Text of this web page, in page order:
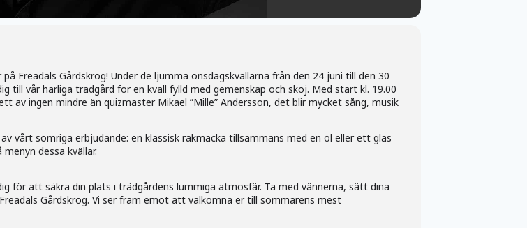
Freadals Gårdskrog! Under de ljumma onsdagskvällarna från den 24 juni till den 30
till vår härliga trädgård för en kväll fylld med gemenskap och skoj. Med start kl. 19.00
av ingen mindre än quizmaster Mikael ”Mille” Andersson, det blir mycket sång, musik
vårt somriga erbjudande: en klassisk räkmacka tillsammans med en öl eller ett glas
dessa kvällar.
för att säkra din plats i trädgårdens lummiga atmosfär. Ta med vännerna, sätt dina
Gårdskrog. Vi ser fram emot att välkomna er till sommarens mest